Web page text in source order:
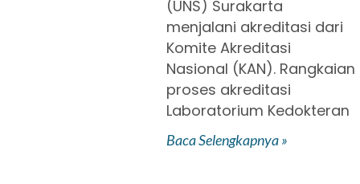
(UNS) Surakarta
menjalani akreditasi dari
Komite Akreditasi
Nasional (KAN). Rangkaian
proses akreditasi
Laboratorium Kedokteran
Baca Selengkapnya »